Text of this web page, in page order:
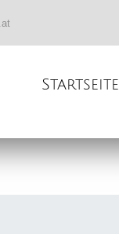
Startseite